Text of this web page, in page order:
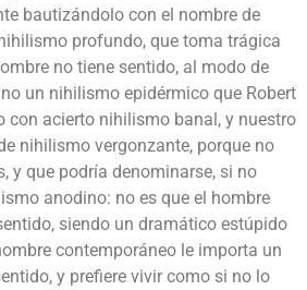
bautizándolo con el nombre de
profundo, que toma trágica
no tiene sentido, al modo de
un nihilismo epidérmico que Robert
con acierto nihilismo banal, y nuestro
nihilismo vergonzante, porque no
y que podría denominarse, si no
anodino: no es que el hombre
siendo un dramático estúpido
contemporáneo le importa un
y prefiere vivir como si no lo